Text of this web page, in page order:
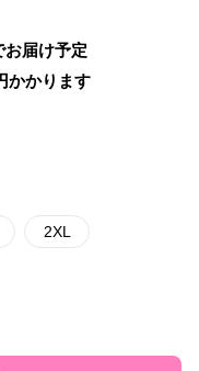
お届け予定
かかります
2XL